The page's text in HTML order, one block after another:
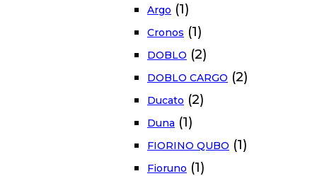
Argo (1)
Cronos (1)
DOBLO (2)
DOBLO CARGO (2)
Ducato (2)
Duna (1)
FIORINO QUBO (1)
Fioruno (1)